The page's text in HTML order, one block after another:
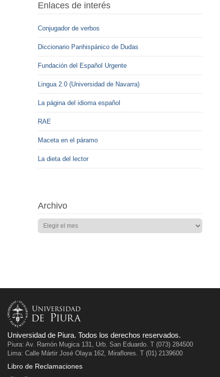
Enlaces de interés
Conjugador de verbos
Diccionario Panhispánico de Dudas
Fundación del Español Urgente
Lingua 2.0 (Universidad de Navarra)
La página del idioma español
RAE
Maceta en el páramo
La dieta del lector
Archivo
Universidad de Piura. Todos los derechos reservados.
Piura: Av. Ramón Mugica 131, Urb. San Eduardo. T (073) 284500
Lima: Calle Mártir José Olaya 162, Miraflores. T (01) 2139600
Libro de Reclamaciones